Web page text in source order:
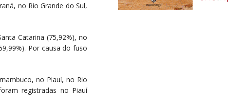
no Rio Grande do Sul,
Catarina (75,92%), no
Por causa do fuso
no Piauí, no Rio
registradas no Piauí